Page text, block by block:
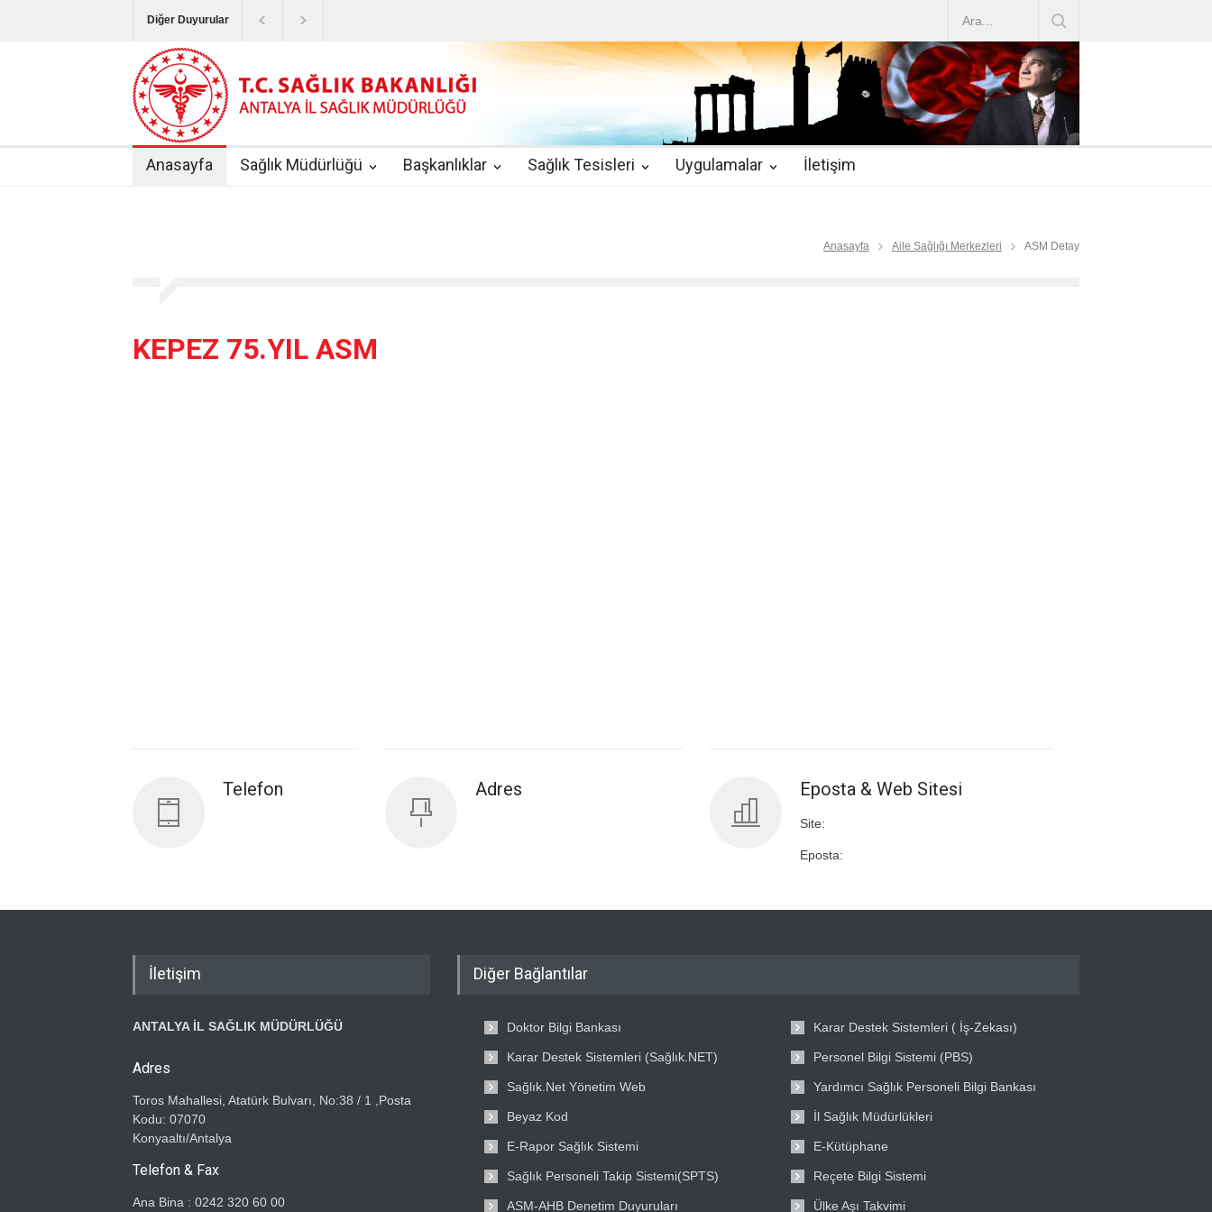
Diğer Duyurular
Bayram Tatilinde Sağlık Hizmetlerinin Sunumu 2019 YILI TEMMUZ AYI DİYALİZ MERKEZLERİ CİHAZ ARTIRIMLARI|2019-07-31
Terapötik Aferez Merkezleri ve Üniteleri Hakkında Yönetmelik Teletıp ve Teleradyoloji Birimi Genelgesi 2019/16 | 2019-07-31
Yoğun Bakım Servislerinde Hasta Ziyareti Uygulamaları Uzman Hekimlerin Pratisyen Hekim Kadrosunda Çalıştırma Talep|2019-06-26
Anasayfa Sağlık Müdürlüğü Başkanlıklar Sağlık Tesisleri Uygulamalar İletişim
Anasayfa Aile Sağlığı Merkezleri ASM Detay
KEPEZ 75.YIL ASM
Telefon Adres Eposta & Web Sitesi
Site:
Eposta:
İletişim
ANTALYA İL SAĞLIK MÜDÜRLÜĞÜ
Adres
Toros Mahallesi, Atatürk Bulvarı, No:38 / 1 ,Posta
Kodu: 07070
Konyaaltı/Antalya
Telefon & Fax
Ana Bina : 0242 320 60 00
Diğer Bağlantılar
Doktor Bilgi Bankası
Karar Destek Sistemleri (Sağlık.NET)
Sağlık.Net Yönetim Web
Beyaz Kod
E-Rapor Sağlık Sistemi
Sağlık Personeli Takip Sistemi(SPTS)
ASM-AHB Denetim Duyuruları
Karar Destek Sistemleri ( İş-Zekası)
Personel Bilgi Sistemi (PBS)
Yardımcı Sağlık Personeli Bilgi Bankası
İl Sağlık Müdürlükleri
E-Kütüphane
Reçete Bilgi Sistemi
Ülke Aşı Takvimi